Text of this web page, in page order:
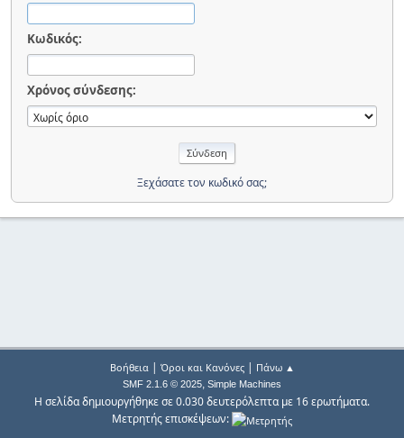
Κωδικός:
Χρόνος σύνδεσης:
Ξεχάσατε τον κωδικό σας;
Βοήθεια| Όροι και Κανόνες| Πάνω ▲
SMF 2.1.6 © 2025, Simple Machines
Η σελίδα δημιουργήθηκε σε 0.030 δευτερόλεπτα με 16 ερωτήματα.
Μετρητής επισκέψεων: